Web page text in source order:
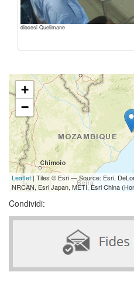
diocesi Quelimane
+
−
Leaflet | Tiles © Esri — Source: Esri,
NRCAN, Esri Japan, METI, Esri China
Condividi: